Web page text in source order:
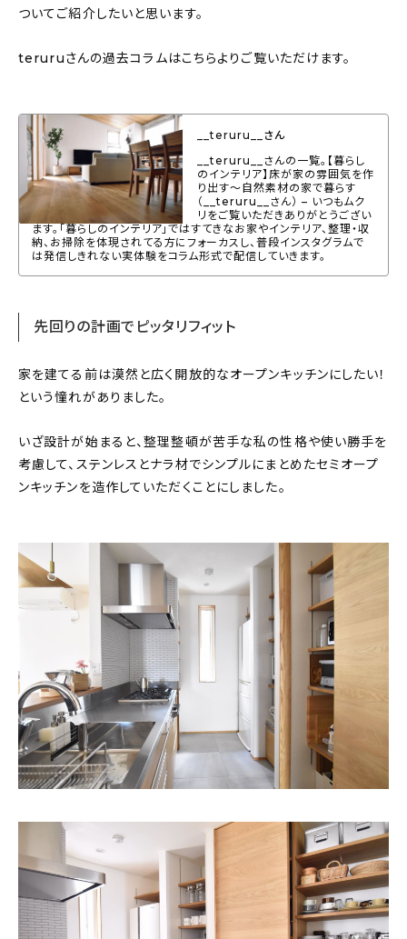
About
プライバシーポリシー
ついてご紹介したいと思います。
teruruさんの過去コラムはこちらよりご覧いただけます。
__teruru__さん
__teruru__さんの一覧。【暮らし
のインテリア】床が家の雰囲気を作
り出す～自然素材の家で暮らす
（__teruru__さん） – いつもムク
リをご覧いただきありがとうござい
ます。「暮らしのインテリア」ではすてきなお家やインテリア、整理・収
納、お掃除を体現されてる方にフォーカスし、普段インスタグラムで
は発信しきれない実体験をコラム形式で配信していきます。
先回りの計画でピッタリフィット
家を建てる前は漠然と広く開放的なオープンキッチンにしたい！
という憧れがありました。
いざ設計が始まると、整理整頓が苦手な私の性格や使い勝手を
考慮して、ステンレスとナラ材でシンプルにまとめたセミオープ
ンキッチンを造作していただくことにしました。